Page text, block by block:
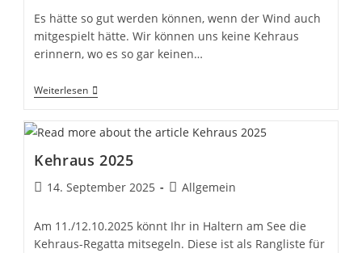
Es hätte so gut werden können, wenn der Wind auch
mitgespielt hätte. Wir können uns keine Kehraus
erinnern, wo es so gar keinen…
WeiterlesenKehraus
2025….
Kehraus 2025
Beitrag
14. September 2025
Beitrags-
Allgemein
Am 11./12.10.2025 könnt Ihr in Haltern am See die
Kehraus-Regatta mitsegeln. Diese ist als Rangliste für